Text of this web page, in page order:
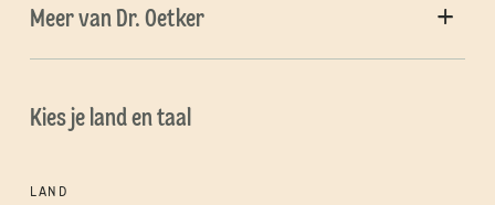
Meer van Dr. Oetker
Kies je land en taal
LAND